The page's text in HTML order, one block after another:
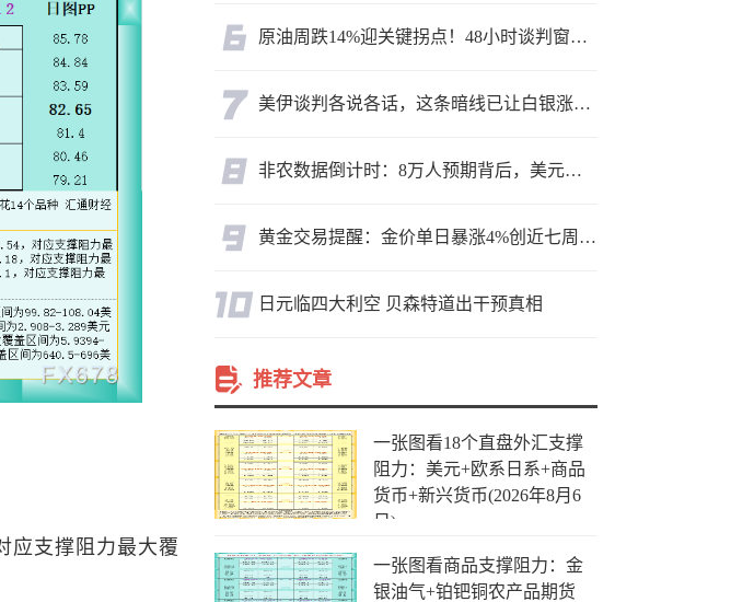
应支撑阻力最大覆
原油周跌14%迎关键拐点！48小时谈判窗口，暗藏行情变数
美伊谈判各说各话，这条暗线已让白银涨疯了
非农数据倒计时：8万人预期背后，美元方向面临重新选择
黄金交易提醒：金价单日暴涨4%创近七周新高，加息预期降温叠加霍尔木兹“暂停信号”，牛市重启了？
日元临四大利空 贝森特道出干预真相
推荐文章
一张图看18个直盘外汇支撑
阻力：美元+欧系日系+商品
货币+新兴货币(2026年8月6
日)
一张图看商品支撑阻力：金
银油气+铂钯铜农产品期货